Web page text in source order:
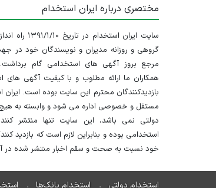
مختصری درباره ایران استخدام
سایت ایران
گروهی و روزانه مدیران و نویسندگان خود در
مرجع بروز آگهی های استخدامی گام
همکاران ما ارائه مطلوب و با کیفیت آگهی
بازدیدکنندگان محترم این سایت بوده است.
مستقل و خصوصی اداره می شود و وابسته به هیچ
دولتی نمی باشد، این سایت تنها منتشر
استخدامی بوده و بنابراین لازم است که بازدید
خود نسبت به صحت و سقم اخبار منتشر شده در
استخدام دولتی استخدام بانک‌ها